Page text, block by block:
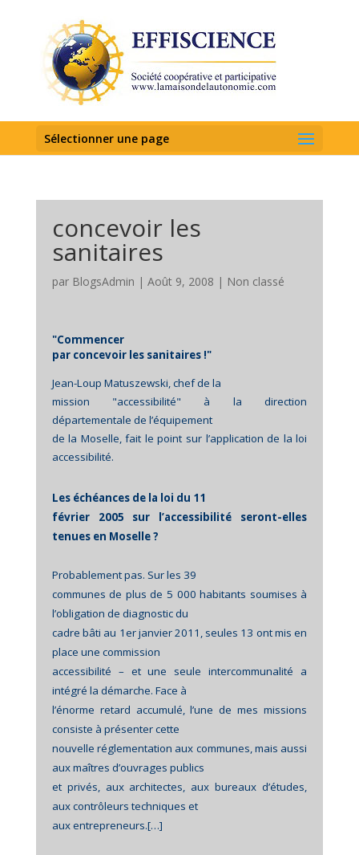
Sélectionner une page
concevoir les
sanitaires
par BlogsAdmin | Août 9, 2008 | Non classé
"Commencer
par concevoir les sanitaires !"
Jean-Loup Matuszewski, chef de la
mission "accessibilité" à la direction
départementale de l’équipement
de la Moselle, fait le point sur l’application de la loi
accessibilité.
Les échéances de la loi du 11
février 2005 sur l’accessibilité seront-elles
tenues en Moselle ?
Probablement pas. Sur les 39
communes de plus de 5 000 habitants soumises à
l’obligation de diagnostic du
cadre bâti au 1er janvier 2011, seules 13 ont mis en
place une commission
accessibilité – et une seule intercommunalité a
intégré la démarche. Face à
l’énorme retard accumulé, l’une de mes missions
consiste à présenter cette
nouvelle réglementation aux communes, mais aussi
aux maîtres d’ouvrages publics
et privés, aux architectes, aux bureaux d’études,
aux contrôleurs techniques et
aux entrepreneurs.[…]